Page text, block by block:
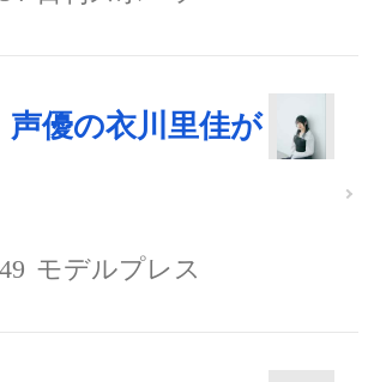
声優の衣川里佳が
モデルプレス